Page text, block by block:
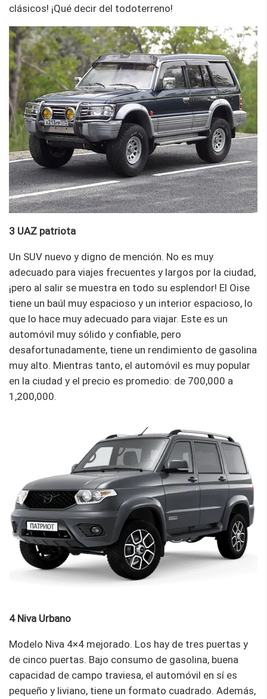
clásicos! ¡Qué decir del todoterreno!
3 UAZ patriota
Un SUV nuevo y digno de mención. No es muy
adecuado para viajes frecuentes y largos por la ciudad,
¡pero al salir se muestra en todo su esplendor! El Oise
tiene un baúl muy espacioso y un interior espacioso, lo
que lo hace muy adecuado para viajar. Este es un
automóvil muy sólido y confiable, pero
desafortunadamente, tiene un rendimiento de gasolina
muy alto. Mientras tanto, el automóvil es muy popular
en la ciudad y el precio es promedio: de 700,000 a
1,200,000.
4 Niva Urbano
Modelo Niva 4×4 mejorado. Los hay de tres puertas y
de cinco puertas. Bajo consumo de gasolina, buena
capacidad de campo traviesa, el automóvil en sí es
pequeño y liviano, tiene un formato cuadrado. Además,